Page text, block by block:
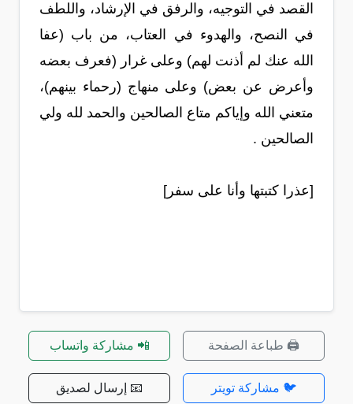
القصد في التوجيه، والرفق في الإرشاد، واللطف
في النصح، والهدوء في العتاب، من باب (عفا
الله عنك لم أذنت لهم) وعلى غرار (فعرف بعضه
وأعرض عن بعض) وعلى منهاج (رحماء بينهم)،
متعني الله وإياكم متاع الصالحين والحمد لله ولي
الصالحين .
[عذرا كتبتها وأنا على سفر]
🖨️ طباعة الصفحة 📲 مشاركة واتساب
🐦 مشاركة تويتر 📧 إرسال لصديق